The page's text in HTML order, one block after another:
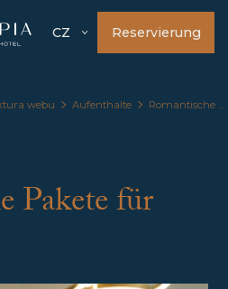
CZ Reservierung
webu Aufenthalte Romantische Pakete
Pakete für